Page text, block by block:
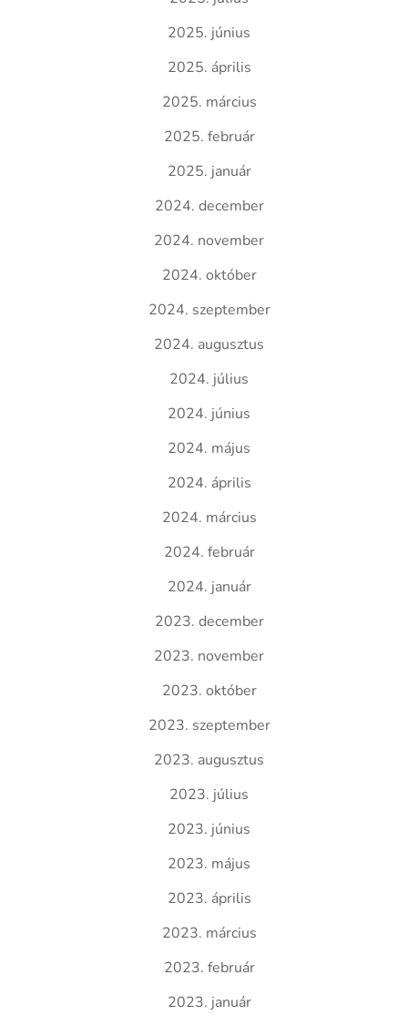
2025. június
2025. április
2025. március
2025. február
2025. január
2024. december
2024. november
2024. október
2024. szeptember
2024. augusztus
2024. július
2024. június
2024. május
2024. április
2024. március
2024. február
2024. január
2023. december
2023. november
2023. október
2023. szeptember
2023. augusztus
2023. július
2023. június
2023. május
2023. április
2023. március
2023. február
2023. január